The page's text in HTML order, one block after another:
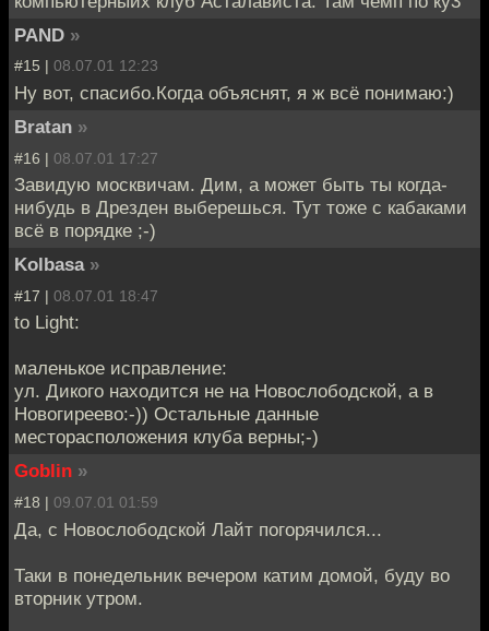
PAND »
#15 | 08.07.01 12:23
Ну вот, спасибо.Когда объяснят, я ж всё понимаю:)
Bratan »
#16 | 08.07.01 17:27
Завидую москвичам. Дим, а может быть ты когда-
нибудь в Дрезден выберешься. Тут тоже с кабаками
всё в порядке ;-)
Kolbasa »
#17 | 08.07.01 18:47
to Light:
маленькое исправление:
ул. Дикого находится не на Новослободской, а в
Новогиреево:-)) Остальные данные
месторасположения клуба верны;-)
Goblin »
#18 | 09.07.01 01:59
Да, с Новослободской Лайт погорячился...
Таки в понедельник вечером катим домой, буду во
вторник утром.